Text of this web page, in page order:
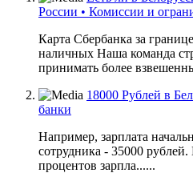
России • Комиссии и
Карта Сбербанка за
наличных Наша команда
принимать более
18000 Рублей в
банки
Например, зарплата
сотрудника - 35000
процентов зарпла......